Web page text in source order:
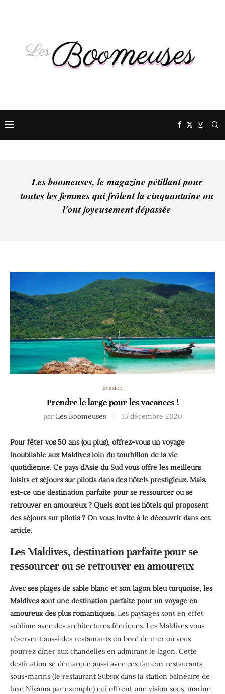
Les boomeuses, le magazine pétillant pour
toutes les femmes qui frôlent la cinquantaine ou
l'ont joyeusement dépassée
Evasion
Prendre le large pour les vacances !
par Les Boomeuses 15 décembre 2020
Pour fêter vos 50 ans (ou plus), offrez-vous un voyage
inoubliable aux Maldives loin du tourbillon de la vie
quotidienne. Ce pays d’Asie du Sud vous offre les meilleurs
loisirs et séjours sur pilotis dans des hôtels prestigieux. Mais,
est-ce une destination parfaite pour se ressourcer ou se
retrouver en amoureux ? Quels sont les hôtels qui proposent
des séjours sur pilotis ? On vous invite à le découvrir dans cet
article.
Les Maldives, destination parfaite pour se
ressourcer ou se retrouver en amoureux
Avec ses plages de sable blanc et son lagon bleu turquoise, les
Maldives sont une destination parfaite pour un voyage en
amoureux des plus romantiques. Les paysages sont en effet
sublime avec des architectures féeriques. Les Maldives vous
réservent aussi des restaurants en bord de mer où vous
pourrez dîner aux chandelles en admirant le lagon. Cette
destination se démarque aussi avec ces fameux restaurants
sous-marins (le restaurant Subsix dans la station balnéaire de
luxe Niyama par exemple) qui offrent une vision sous-marine